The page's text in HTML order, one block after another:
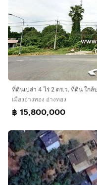
เมืองอ่างทอง อ่างทอง
฿ 15,800,000